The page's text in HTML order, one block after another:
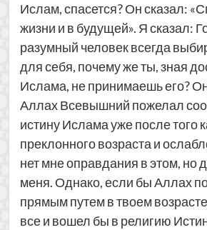
Ислам, спасется? Он сказал:
жизни и в будущей». Я сказал:
разумный человек всегда
для себя, почему же ты, зная
Ислама, не принимаешь его?
Аллах Всевышний пожелал
истину Ислама уже после того
преклонного возраста и
нет мне оправдания в этом, но
меня. Однако, если бы Аллах
прямым путем в твоем
все и вошел бы в религию